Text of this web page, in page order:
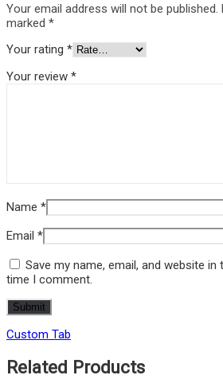
Your email address will not be published.
marked *
Your rating *
Your review *
Name *
Email *
Save my name, email, and website
time I comment.
Custom Tab
Related Products